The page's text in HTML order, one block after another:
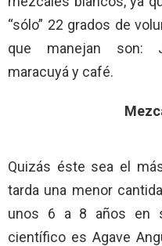
“sólo” 22 grados de
que manejan son:
maracuyá y café.
Quizás éste sea el
tarda una menor
unos 6 a 8 años en
científico es Agave